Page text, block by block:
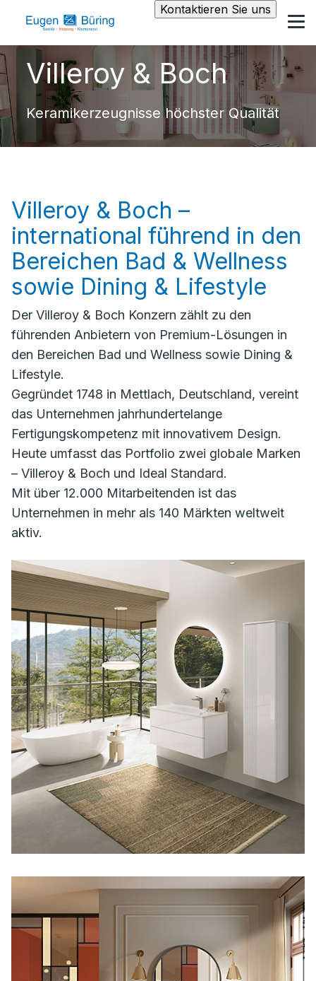
Kontaktieren Sie uns
Villeroy & Boch
Keramikerzeugnisse höchster Qualität
Villeroy & Boch –
international führend in den
Bereichen Bad & Wellness
sowie Dining & Lifestyle
Der Villeroy & Boch Konzern zählt zu den
führenden Anbietern von Premium-Lösungen in
den Bereichen Bad und Wellness sowie Dining &
Lifestyle.
Gegründet 1748 in Mettlach, Deutschland, vereint
das Unternehmen jahrhundertelange
Fertigungskompetenz mit innovativem Design.
Heute umfasst das Portfolio zwei globale Marken
– Villeroy & Boch und Ideal Standard.
Mit über 12.000 Mitarbeitenden ist das
Unternehmen in mehr als 140 Märkten weltweit
aktiv.